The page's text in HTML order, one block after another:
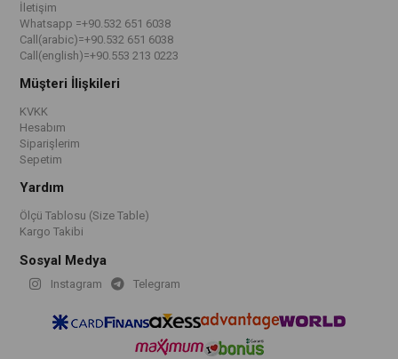
İletişim
Whatsapp =+90.532 651 6038
Call(arabic)=+90.532 651 6038
Call(english)=+90.553 213 0223
Müşteri İlişkileri
KVKK
Hesabım
Siparişlerim
Sepetim
Yardım
Ölçü Tablosu (Size Table)
Kargo Takibi
Sosyal Medya
Instagram Telegram